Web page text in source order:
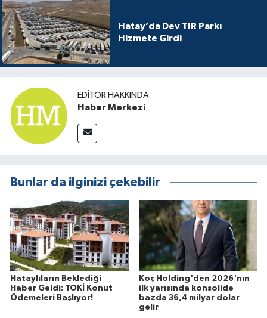
Hatay’da Dev TIR Parkı
Hizmete Girdi
EDITÖR HAKKINDA
Haber Merkezi
Bunlar da ilginizi çekebilir
Hataylıların Beklediği
Haber Geldi: TOKİ Konut
Ödemeleri Başlıyor!
Koç Holding'den 2026'nın
ilk yarısında konsolide
bazda 36,4 milyar dolar
gelir